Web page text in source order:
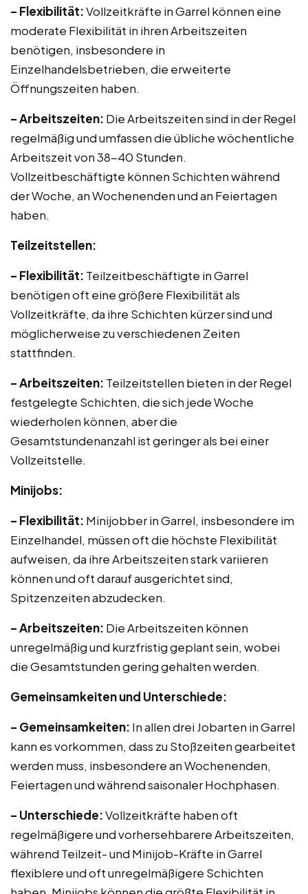
– Flexibilität:Vollzeitkräfte in Garrel können eine
moderate Flexibilität in ihren Arbeitszeiten
benötigen, insbesondere in
Einzelhandelsbetrieben, die erweiterte
Öffnungszeiten haben.
– Arbeitszeiten: Die Arbeitszeiten sind in der Regel
regelmäßig und umfassen die übliche wöchentliche
Arbeitszeit von 38-40 Stunden.
Vollzeitbeschäftigte können Schichten während
der Woche, an Wochenenden und an Feiertagen
haben.
Teilzeitstellen:
– Flexibilität: Teilzeitbeschäftigte in Garrel
benötigen oft eine größere Flexibilität als
Vollzeitkräfte, da ihre Schichten kürzer sind und
möglicherweise zu verschiedenen Zeiten
stattfinden.
– Arbeitszeiten: Teilzeitstellen bieten in der Regel
festgelegte Schichten, die sich jede Woche
wiederholen können, aber die
Gesamtstundenanzahl ist geringer als bei einer
Vollzeitstelle.
Minijobs:
– Flexibilität: Minijobber in Garrel, insbesondere im
Einzelhandel, müssen oft die höchste Flexibilität
aufweisen, da ihre Arbeitszeiten stark variieren
können und oft darauf ausgerichtet sind,
Spitzenzeiten abzudecken.
– Arbeitszeiten: Die Arbeitszeiten können
unregelmäßig und kurzfristig geplant sein, wobei
die Gesamtstunden gering gehalten werden.
Gemeinsamkeiten und Unterschiede:
– Gemeinsamkeiten: In allen drei Jobarten in Garrel
kann es vorkommen, dass zu Stoßzeiten gearbeitet
werden muss, insbesondere an Wochenenden,
Feiertagen und während saisonaler Hochphasen.
– Unterschiede:Vollzeitkräfte haben oft
regelmäßigere und vorhersehbarere Arbeitszeiten,
während Teilzeit- und Minijob-Kräfte in Garrel
flexiblere und oft unregelmäßigere Schichten